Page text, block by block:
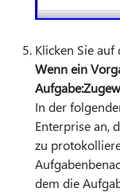
Klicken Sie
Wenn ein
In der
Enterprise an,
zu
dem die